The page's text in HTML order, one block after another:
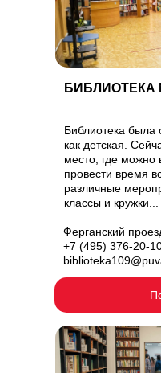
Библиотека была
как детская.
место, где можно
провести время
различные
классы и кружки...
БИБЛИОТЕКА
Ферганский
+7 (495) 376-20-